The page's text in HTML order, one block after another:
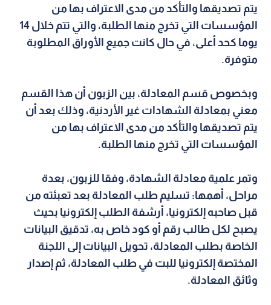
يتم تصديقها والتأكد من مدى الاعتراف بها من
المؤسسات التي تخرج منها الطلبة، والتي تتم خلال 14
يوما كحد أعلى، في حال كانت جميع الأوراق المطلوبة
متوفرة.
وبخصوص قسم المعادلة، بين الزبون أن هذا القسم
معني بمعادلة الشهادات غير الأردنية، وذلك بعد أن
يتم تصديقها والتأكد من مدى الاعتراف بها من
المؤسسات التي تخرج منها الطلبة.
وتمر علمية معادلة الشهادة، وفقا للزبون، بعدة
مراحل، أهمها: تسليم طلب المعادلة بعد تعبئته من
قبل صاحبه إلكترونيا، أرشفة الطلب إلكترونيا بحيث
يصبح لكل طالب رقم أو كود خاص به، تدقيق البيانات
الخاصة بطلب المعادلة، تحويل البيانات إلى اللجنة
المختصة إلكترونيا للبت في طلب المعادلة، ثم إصدار
وثائق المعادلة.